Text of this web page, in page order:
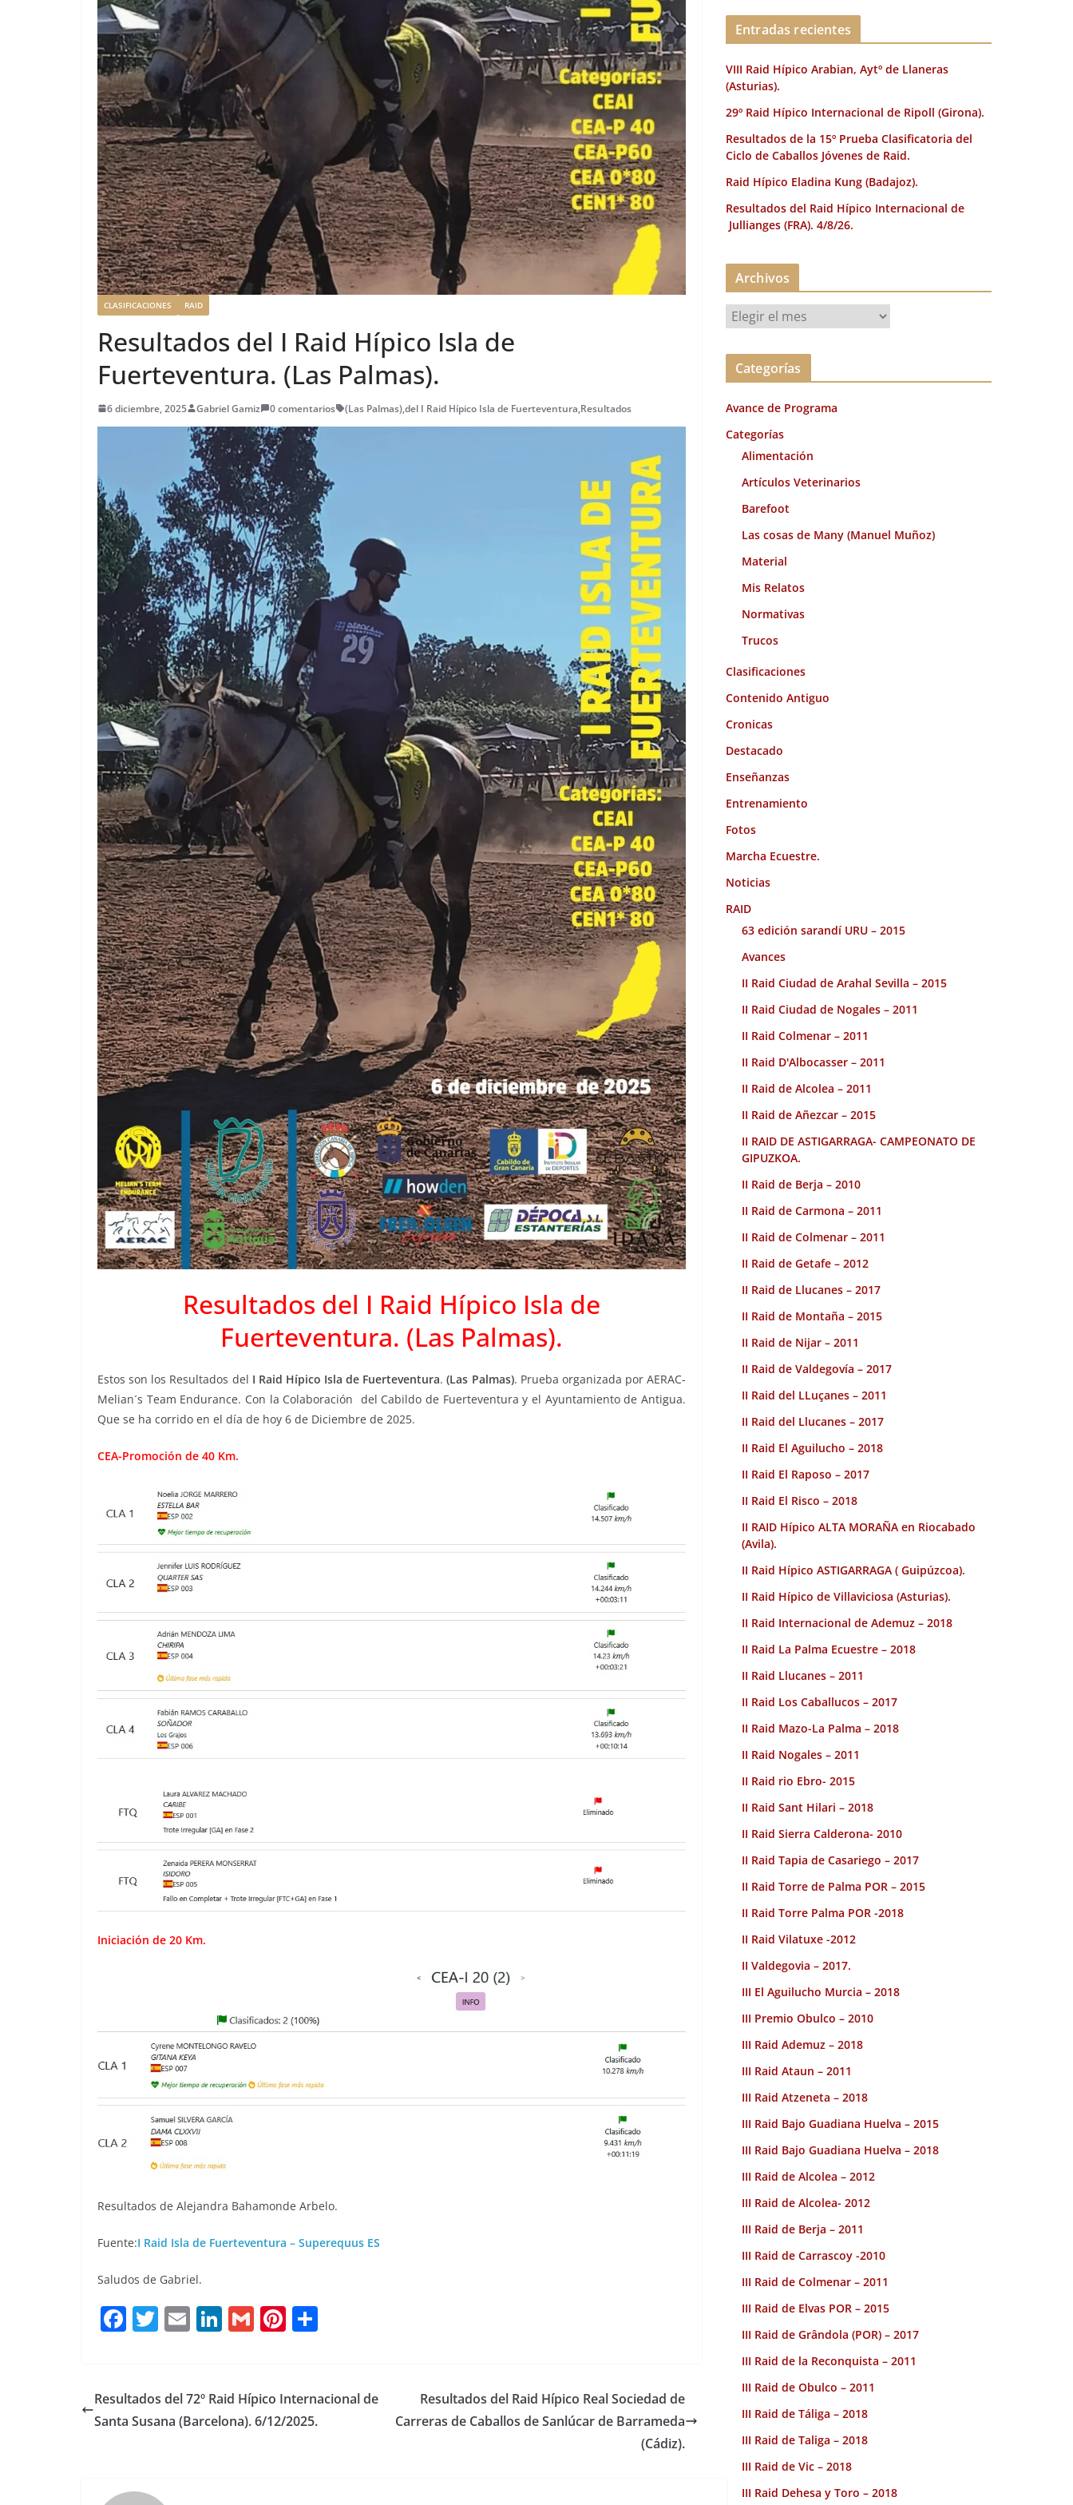
CLASIFICACIONES RAID
Resultados del I Raid Hípico Isla de
Fuerteventura. (Las Palmas).
6 diciembre, 2025 Gabriel Gamiz 0 comentarios (Las Palmas),del I Raid Hípico Isla de Fuerteventura,Resultados
Resultados del I Raid Hípico Isla de
Fuerteventura. (Las Palmas).
Estos son los Resultados del I Raid Hípico Isla de Fuerteventura.(Las Palmas). Prueba organizada por AERAC-
Melian´s Team Endurance. Con la Colaboración del Cabildo de Fuerteventura y el Ayuntamiento de Antigua.
Que se ha corrido en el día de hoy 6 de Diciembre de 2025.
CEA-Promoción de 40 Km.
Iniciación de 20 Km.
Resultados de Alejandra Bahamonde Arbelo.
Fuente:I Raid Isla de Fuerteventura – Superequus ES
Saludos de Gabriel.
F
e
b
k
T
te
r
E
l
Li
e
dI
G
l
Pi
re
st
p
Resultados del 72º Raid Hípico Internacional de
Santa Susana (Barcelona). 6/12/2025.
Resultados del Raid Hípico Real Sociedad de
Carreras de Caballos de Sanlúcar de Barrameda
(Cádiz).
Entradas recientes
VIII Raid Hípico Arabian, Aytº de Llaneras
(Asturias).
29º Raid Hípico Internacional de Ripoll (Girona).
Resultados de la 15º Prueba Clasificatoria del
Ciclo de Caballos Jóvenes de Raid.
Raid Hípico Eladina Kung (Badajoz).
Resultados del Raid Hípico Internacional de
Jullianges (FRA). 4/8/26.
Archivos
r
c
v
o
Categorías
Avance de Programa
Categorías
Alimentación
Artículos Veterinarios
Barefoot
Las cosas de Many (Manuel Muñoz)
Material
Mis Relatos
Normativas
Trucos
Clasificaciones
Contenido Antiguo
Cronicas
Destacado
Enseñanzas
Entrenamiento
Fotos
Marcha Ecuestre.
Noticias
RAID
63 edición sarandí URU – 2015
Avances
II Raid Ciudad de Arahal Sevilla – 2015
II Raid Ciudad de Nogales – 2011
II Raid Colmenar – 2011
II Raid D'Albocasser – 2011
II Raid de Alcolea – 2011
II Raid de Añezcar – 2015
II RAID DE ASTIGARRAGA- CAMPEONATO DE
GIPUZKOA.
II Raid de Berja – 2010
II Raid de Carmona – 2011
II Raid de Colmenar – 2011
II Raid de Getafe – 2012
II Raid de Llucanes – 2017
II Raid de Montaña – 2015
II Raid de Nijar – 2011
II Raid de Valdegovía – 2017
II Raid del LLuçanes – 2011
II Raid del Llucanes – 2017
II Raid El Aguilucho – 2018
II Raid El Raposo – 2017
II Raid El Risco – 2018
II RAID Hípico ALTA MORAÑA en Riocabado
(Avila).
II Raid Hípico ASTIGARRAGA ( Guipúzcoa).
II Raid Hípico de Villaviciosa (Asturias).
II Raid Internacional de Ademuz – 2018
II Raid La Palma Ecuestre – 2018
II Raid Llucanes – 2011
II Raid Los Caballucos – 2017
II Raid Mazo-La Palma – 2018
II Raid Nogales – 2011
II Raid rio Ebro- 2015
II Raid Sant Hilari – 2018
II Raid Sierra Calderona- 2010
II Raid Tapia de Casariego – 2017
II Raid Torre de Palma POR – 2015
II Raid Torre Palma POR -2018
II Raid Vilatuxe -2012
II Valdegovia – 2017.
III El Aguilucho Murcia – 2018
III Premio Obulco – 2010
III Raid Ademuz – 2018
III Raid Ataun – 2011
III Raid Atzeneta – 2018
III Raid Bajo Guadiana Huelva – 2015
III Raid Bajo Guadiana Huelva – 2018
III Raid de Alcolea – 2012
III Raid de Alcolea- 2012
III Raid de Berja – 2011
III Raid de Carrascoy -2010
III Raid de Colmenar – 2011
III Raid de Elvas POR – 2015
III Raid de Grândola (POR) – 2017
III Raid de la Reconquista – 2011
III Raid de Obulco – 2011
III Raid de Táliga – 2018
III Raid de Taliga – 2018
III Raid de Vic – 2018
III Raid Dehesa y Toro – 2018